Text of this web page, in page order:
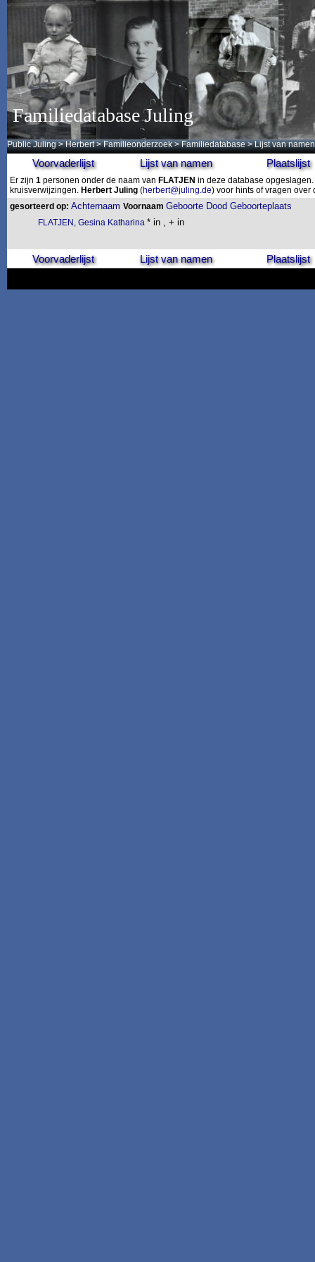
Familiedatabase Juling
Public Juling >Herbert >Familieonderzoek >Familiedatabase > Lijst van namen
Voorvaderlijst Lijst van namen Plaatslijst
Er zijn 1 personen onder de naam van FLATJEN in deze database
kruisverwijzingen. Herbert Juling (herbert@juling.de) voor hints of vragen
gesorteerd op: Achternaam Voornaam Geboorte Dood Geboorteplaats
FLATJEN, Gesina Katharina * in , + in
Voorvaderlijst Lijst van namen Plaatslijst